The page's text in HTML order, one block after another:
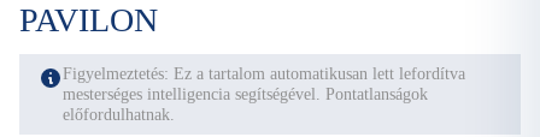
PAVILON
Figyelmeztetés: Ez a tartalom automatikusan lett lefordítva
mesterséges intelligencia segítségével. Pontatlanságok
előfordulhatnak.